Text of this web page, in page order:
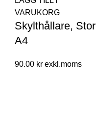
VARUKORG
Skylthållare, Stor
A4
90.00 kr